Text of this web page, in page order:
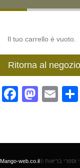
Il tuo carrello è vuoto.
Ritorna al negozio
Facebook
וספרי בריאות Mango-web.co.il